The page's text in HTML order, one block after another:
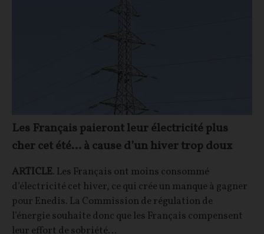
Les Français paieront leur électricité plus
cher cet été… à cause d’un hiver trop doux
ARTICLE. Les Français ont moins consommé
d’électricité cet hiver, ce qui crée un manque à gagner
pour Enedis. La Commission de régulation de
l’énergie souhaite donc que les Français compensent
leur effort de sobriété…